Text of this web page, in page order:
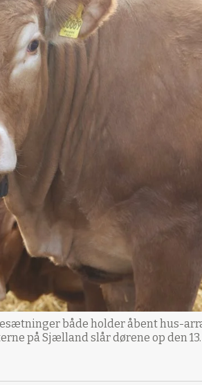
både holder åbent hus-
på Sjælland slår dørene op den